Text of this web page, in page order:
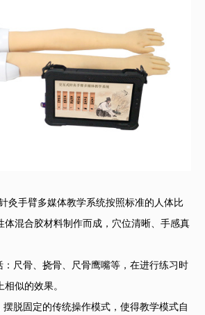
灸手臂多媒体教学系统按照标准的人体比
体混合胶材料制作而成，穴位清晰、手感真
尺骨、挠骨、尺骨鹰嘴等，在进行练习时
似的效果。
脱固定的传统操作模式，使得教学模式自